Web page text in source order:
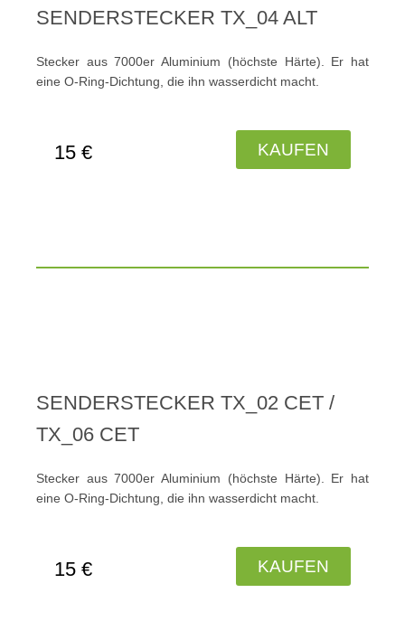
SENDERSTECKER TX_04 ALT
Stecker aus 7000er Aluminium (höchste Härte). Er hat
eine O-Ring-Dichtung, die ihn wasserdicht macht.
15 € KAUFEN
SENDERSTECKER TX_02 CET /
TX_06 CET
Stecker aus 7000er Aluminium (höchste Härte). Er hat
eine O-Ring-Dichtung, die ihn wasserdicht macht.
15 € KAUFEN